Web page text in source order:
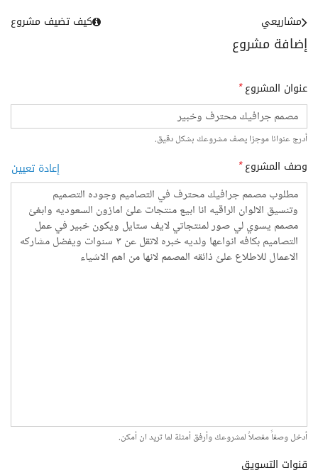
إضافة مشروع
مشاريعي كيف تضيف مشروع
عنوان المشروع*
أدرج عنوانا موجزا يصف مشروعك بشكل دقيق.
وصف المشروع* إعادة تعيين
أدخل وصفاً مفصلاً لمشروعك وأرفق أمثلة لما تريد ان أمكن.
قنوات التسويق